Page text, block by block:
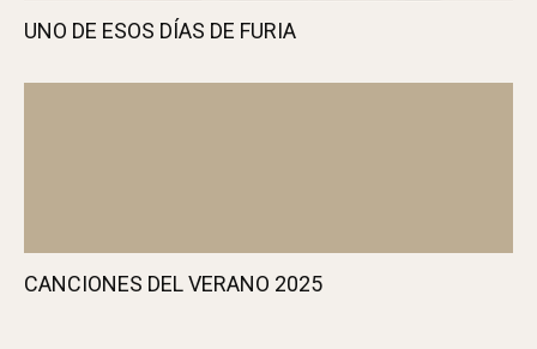
UNO DE ESOS DÍAS DE FURIA
CANCIONES DEL VERANO 2025